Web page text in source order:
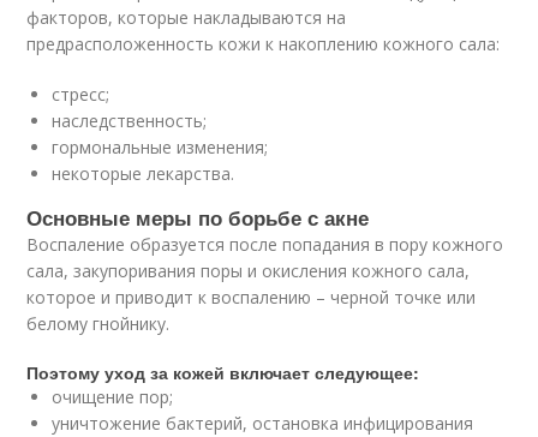
факторов, которые накладываются на
предрасположенность кожи к накоплению кожного сала:
стресс;
наследственность;
гормональные изменения;
некоторые лекарства.
Основные меры по борьбе с акне
Воспаление образуется после попадания в пору кожного
сала, закупоривания поры и окисления кожного сала,
которое и приводит к воспалению – черной точке или
белому гнойнику.
Поэтому уход за кожей включает следующее:
очищение пор;
уничтожение бактерий, остановка инфицирования